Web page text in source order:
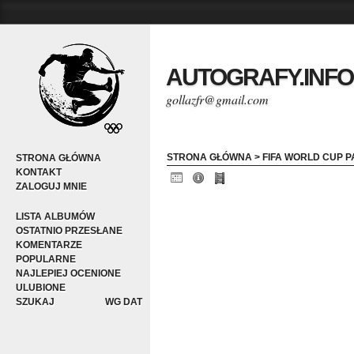
STRONA GŁÓWNA
KONTAKT
ZALOGUJ MNIE
LISTA ALBUMÓW
OSTATNIO PRZESŁANE
KOMENTARZE
POPULARNE
NAJLEPIEJ OCENIONE
ULUBIONE
WG DAT
SZUKAJ
gollazfr@gmail.com
STRONA GŁÓWNA > FIFA WORLD CUP